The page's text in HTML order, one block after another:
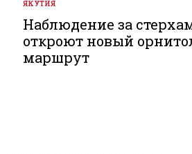
ОПУБЛИКОВАНО
В
ЯКУТИЯ
Наблюдение за
откроют новый
маршрут